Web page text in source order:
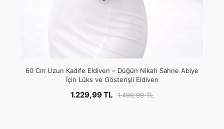
60 Cm Uzun Kadife Eldiven – Düğün Nikah Sahne Abiye
İçin Lüks ve Gösterişli Eldiven
1.229,99 TL 1.499,99 TL